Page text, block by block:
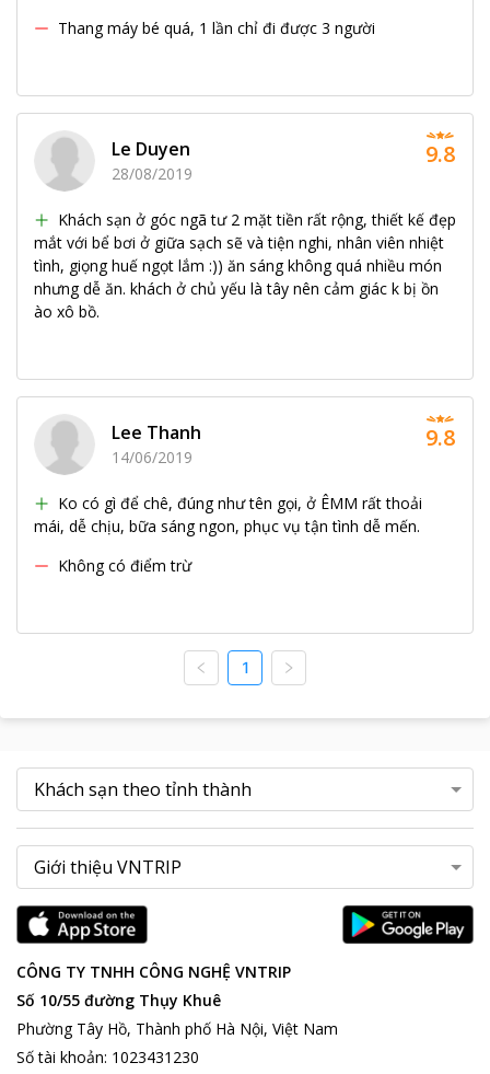
Thang máy bé quá, 1 lần chỉ đi được 3 người
Le Duyen
28/08/2019
Khách sạn ở góc ngã tư 2 mặt tiền rất rộng, thiết kế đẹp
mắt với bể bơi ở giữa sạch sẽ và tiện nghi, nhân viên nhiệt
tình, giọng huế ngọt lắm :)) ăn sáng không quá nhiều món
nhưng dễ ăn. khách ở chủ yếu là tây nên cảm giác k bị ồn
ào xô bồ.
9.8
Lee Thanh
14/06/2019
Ko có gì để chê, đúng như tên gọi, ở ÊMM rất thoải
mái, dễ chịu, bữa sáng ngon, phục vụ tận tình dễ mến.
Không có điểm trừ
9.8
1
CÔNG TY TNHH CÔNG NGHỆ VNTRIP
Số 10/55 đường Thụy Khuê
Phường Tây Hồ, Thành phố Hà Nội, Việt Nam
Số tài khoản: 1023431230